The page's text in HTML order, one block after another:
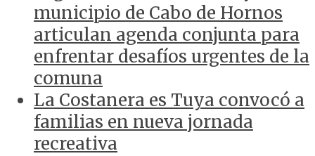
municipio de Cabo de Hornos
articulan agenda conjunta para
enfrentar desafíos urgentes de la
comuna
La Costanera es Tuya convocó a
familias en nueva jornada
recreativa